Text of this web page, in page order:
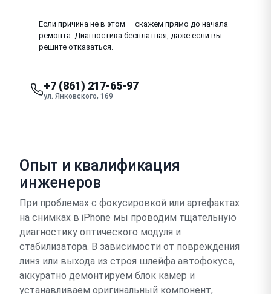
Если причина не в этом — скажем прямо до начала
ремонта. Диагностика бесплатная, даже если вы
решите отказаться.
+7 (861) 217-65-97
ул. Янковского, 169
Опыт и квалификация
инженеров
При проблемах с фокусировкой или артефактах
на снимках в iPhone мы проводим тщательную
диагностику оптического модуля и
стабилизатора. В зависимости от повреждения
линз или выхода из строя шлейфа автофокуса,
аккуратно демонтируем блок камер и
устанавливаем оригинальный компонент,